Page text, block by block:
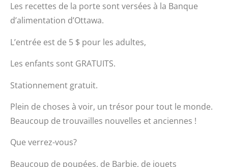
Les recettes de la porte sont versées à la Banque
d’alimentation d’Ottawa.
L’entrée est de 5 $ pour les adultes,
Les enfants sont GRATUITS.
Stationnement gratuit.
Plein de choses à voir, un trésor pour tout le monde.
Beaucoup de trouvailles nouvelles et anciennes !
Que verrez-vous?
Beaucoup de poupées, de Barbie, de jouets